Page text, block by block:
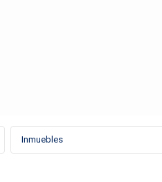
Inmuebles